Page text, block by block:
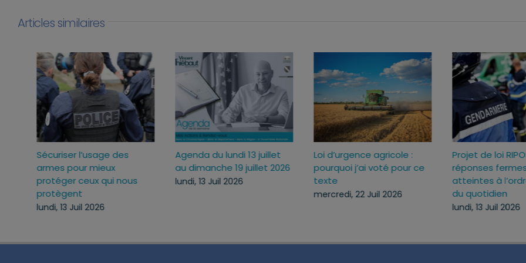
Articles similaires
Loi d’urgence agricole :
pourquoi j’ai voté pour ce
texte
mercredi, 22 Juil 2026
Projet de loi RIPOST : des
réponses fermes face aux
atteintes à l’ordre public
Sécuriser l’usage des
armes pour mieux
protéger ceux qui nous
protègent
Agenda du lundi 13
au dimanche 19
lundi, 13 Juil 2026